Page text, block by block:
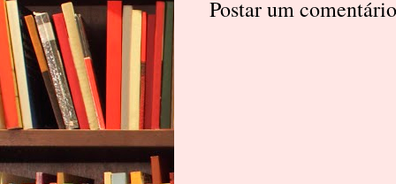
Postar um comentário